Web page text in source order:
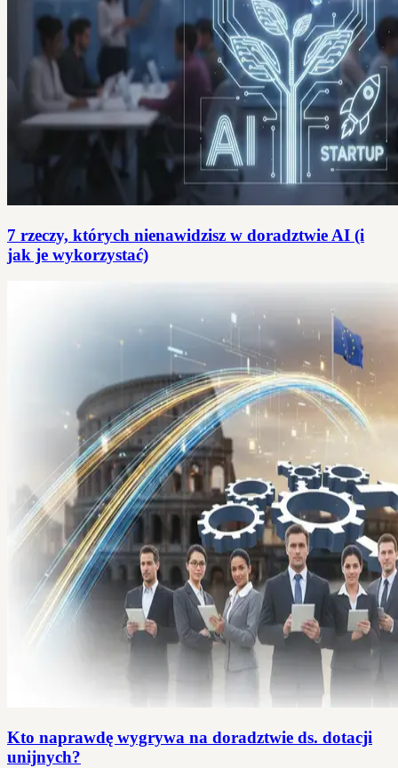
7 rzeczy, których nienawidzisz w doradztwie AI (i
jak je wykorzystać)
Kto naprawdę wygrywa na doradztwie ds. dotacji
unijnych?